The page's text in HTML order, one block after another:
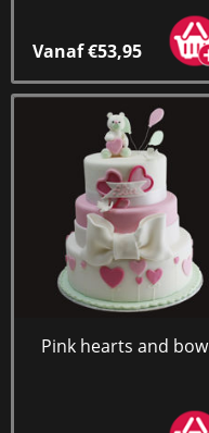
Vanaf €53,95
Pink hearts and bow